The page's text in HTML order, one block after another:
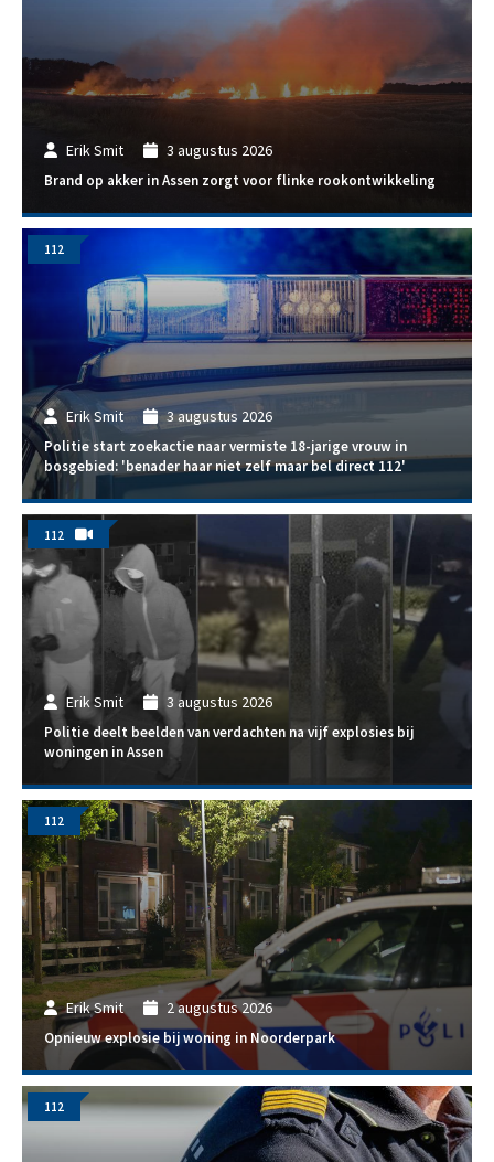
Erik Smit 3 augustus 2026
Brand op akker in Assen zorgt voor flinke rookontwikkeling
Erik Smit 3 augustus 2026
Politie start zoekactie naar vermiste 18-jarige vrouw in
bosgebied: 'benader haar niet zelf maar bel direct 112'
112
Erik Smit 3 augustus 2026
Politie deelt beelden van verdachten na vijf explosies bij
woningen in Assen
112
Erik Smit 2 augustus 2026
Opnieuw explosie bij woning in Noorderpark
112
112